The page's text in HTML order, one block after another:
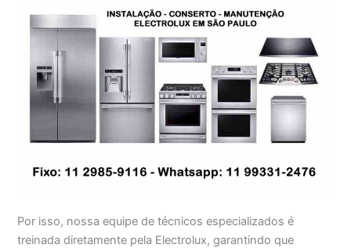
Por isso, nossa equipe de técnicos especializados é
treinada diretamente pela Electrolux, garantindo que